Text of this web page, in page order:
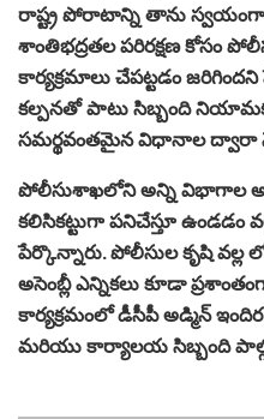
రాష్ట్ర పోరాటాన్ని తాను
శాంతిభద్రతల పరిరక్షణ కోసం
కార్యక్రమాలు చేపట్టడం
కల్పనతో పాటు సిబ్బంది
సమర్థవంతమైన విధానాల ద్వారా
పోలీసుశాఖలోని అన్ని విభాగాల
కలిసికట్టుగా పనిచేస్తూ ఉండడం
పేర్కొన్నారు. పోలీసుల కృషి వల్ల
అసెంబ్లీ ఎన్నికలు కూడా
కార్యక్రమంలో డీసీపీ అడ్మిన్
మరియు కార్యాలయ సిబ్బంది